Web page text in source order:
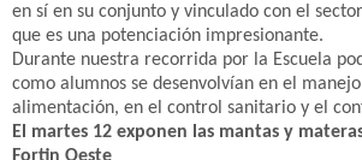
en sí en su conjunto y vinculado con el
que es una potenciación impresionante.
Durante nuestra recorrida por la Escuela
como alumnos se desenvolvían en el
alimentación, en el control sanitario y el
El martes 12 exponen las mantas y
Fortin Oeste